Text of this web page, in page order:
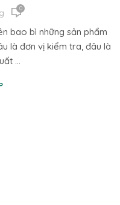
0
bao bì những sản phẩm
là đơn vị kiểm tra, đâu là
...